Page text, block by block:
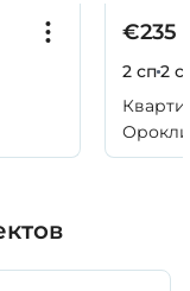
€235
2 сп2